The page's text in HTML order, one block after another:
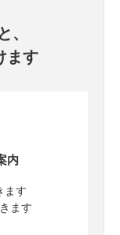
、
ます
内
ます
ます